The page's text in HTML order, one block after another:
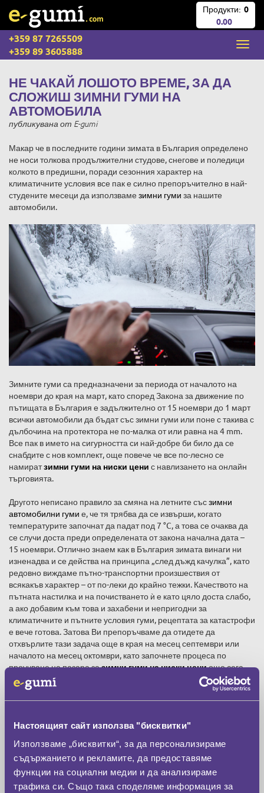
Настоящият сайт използва "бисквитки"
Използваме „бисквитки“, за да персонализираме
съдържанието и рекламите, да предоставяме
функции на социални медии и да анализираме
трафика си. Също така споделяме информация за
Продукти: 0
0.00
+359 87 7265509
+359 89 3605888
НЕ ЧАКАЙ ЛОШОТО ВРЕМЕ, ЗА ДА
СЛОЖИШ ЗИМНИ ГУМИ НА
АВТОМОБИЛА
публикувана от E-gumi
Макар че в последните години зимата в България определено
не носи толкова продължителни студове, снегове и поледици
колкото в предишни, поради сезонния характер на
климатичните условия все пак е силно препоръчително в най-
студените месеци да използваме зимни гуми за нашите
автомобили.
Зимните гуми са предназначени за периода от началото на
ноември до края на март, като според Закона за движение по
пътищата в България е задължително от 15 ноември до 1 март
всички автомобили да бъдат със зимни гуми или поне с такива с
дълбочина на протектора не по-малка от или равна на 4 mm.
Все пак в името на сигурността си най-добре би било да се
снабдите с нов комплект, още повече че все по-лесно се
намиратзимни гуми на ниски цени с навлизането на онлайн
търговията.
Другото неписано правило за смяна на летните съсзимни
автомобилни гуми е, че тя трябва да се извърши, когато
температурите започнат да падат под 7 °C, а това се очаква да
се случи доста преди определената от закона начална дата –
15 ноември. Отлично знаем как в България зимата винаги ни
изненадва и се действа на принципа „след дъжд качулка”, като
редовно виждаме пътно-транспортни произшествия от
всякакъв характер – от по-леки до крайно тежки. Качеството на
пътната настилка и на почистването ѝ е като цяло доста слабо,
а ако добавим към това и захабени и непригодни за
климатичните и пътните условия гуми, рецептата за катастрофи
е вече готова. Затова Ви препоръчваме да отидете да
отхвърлите тази задача още в края на месец септември или
началото на месец октомври, като започнете процеса по
проучване на пазара зазимни гуми на ниски цениоще сега.
Има и още една важна причина тази смяна да се осъществи
колкото се може по-скоро: спестяването на време –
всекидневие. Работещи в гумаджийниците специалисти
поставянето на зимни гуми изведнъж всички вкупом се сещат
да го сторят. Това поражда огромни опашки пред обусловените
за целта места и понякога може да се случи човек да си изгуби и
цял ден, докато колкото по-рано отидете за смяна, толкова по-